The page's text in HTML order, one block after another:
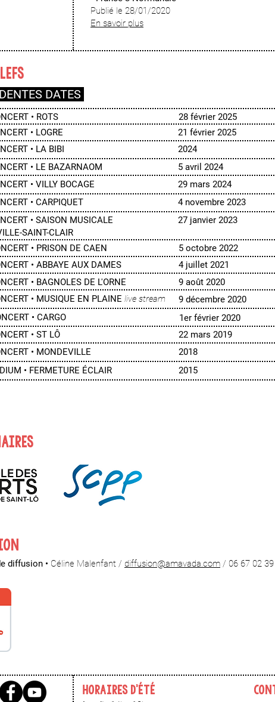
Publié le 28/01/2020
En savoir plus
• FERMETURE ÉCLAIR
DATES
• ROTS 28 février 2025
• LOGRE
21 février 2025
• LA BIBI
2024
• LE BAZARNAOM
5 avril 2024
• VILLY BOCAGE
29 mars 2024
• CARPIQUET
4 novembre 2023
• SAISON MUSICALE
SAINT-CLAIR
27 janvier 2023
• PRISON DE CAEN
5 octobre 2022
• ABBAYE AUX DAMES
4 juillet 2021
• BAGNOLES DE L'ORNE
9 août 2020
• MUSIQUE EN PLAINE live stream
9 décembre 2020
• CARGO
1er février 2020
• ST LÔ
22 mars 2019
• MONDEVILLE
2018
2015
diffusion • Céline Malenfant / diffusion@amavada.com / 06 67 02
HORAIRES d'été